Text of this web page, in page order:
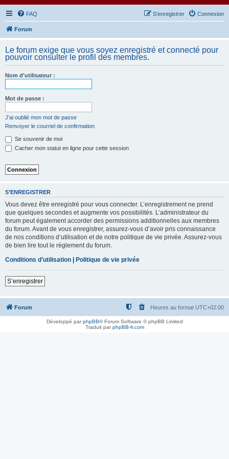
FAQ Connexion
S’enregistrer
Forum
Le forum exige que vous soyez enregistré et connecté pour
pouvoir consulter le profil des membres.
Nom d’utilisateur :
Mot de passe :
J’ai oublié mon mot de passe
Renvoyer le courriel de confirmation
Se souvenir de moi
Cacher mon statut en ligne pour cette session
S’ENREGISTRER
Vous devez être enregistré pour vous connecter. L’enregistrement ne prend
que quelques secondes et augmente vos possibilités. L’administrateur du
forum peut également accorder des permissions additionnelles aux membres
du forum. Avant de vous enregistrer, assurez-vous d’avoir pris connaissance
de nos conditions d’utilisation et de notre politique de vie privée. Assurez-vous
de bien lire tout le règlement du forum.
Conditions d’utilisation | Politique de vie privée
S’enregistrer
Forum Heures au format UTC+02:00
Développé parphpBB® Forum Software © phpBB Limited
Traduit parphpBB-fr.com